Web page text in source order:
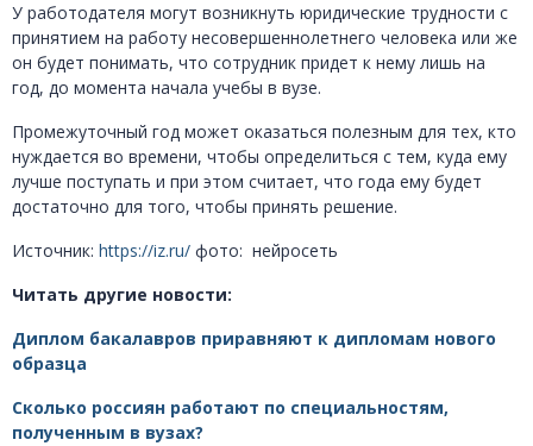
У работодателя могут возникнуть юридические трудности с
принятием на работу несовершеннолетнего человека или же
он будет понимать, что сотрудник придет к нему лишь на
год, до момента начала учебы в вузе.
Промежуточный год может оказаться полезным для тех, кто
нуждается во времени, чтобы определиться с тем, куда ему
лучше поступать и при этом считает, что года ему будет
достаточно для того, чтобы принять решение.
Источник: https://iz.ru/ фото: нейросеть
Читать другие новости:
Диплом бакалавров приравняют к дипломам нового
образца
Сколько россиян работают по специальностям,
полученным в вузах?